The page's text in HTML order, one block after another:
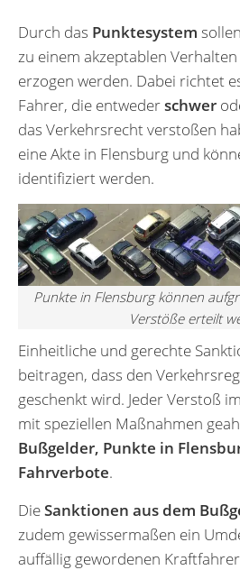
Durch das Punktesystem
zu einem akzeptablen
erzogen werden. Dabei richtet
Fahrer, die entwederschwer
das Verkehrsrecht verstoßen
eine Akte in Flensburg und
identifiziert werden.
Punkte in Flensburg können
Verstöße erteilt
Einheitliche und gerechte
beitragen, dass den
geschenkt wird. Jeder Verstoß
mit speziellen Maßnahmen
Bußgelder, Punkte in
Fahrverbote.
DieSanktionen aus dem
zudem gewissermaßen ein
auffällig gewordenen